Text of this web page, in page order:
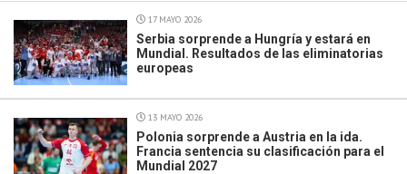
17 MAYO 2026
Serbia sorprende a Hungría y estará en
Mundial. Resultados de las eliminatorias
europeas
13 MAYO 2026
Polonia sorprende a Austria en la ida.
Francia sentencia su clasificación para el
Mundial 2027